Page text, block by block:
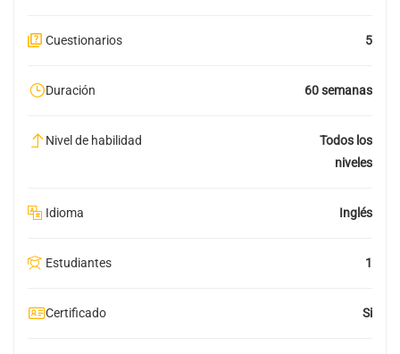
Cuestionarios 5
Duración 60 semanas
Nivel de habilidad
Todos los
niveles
Idioma Inglés
Estudiantes 1
Certificado Si